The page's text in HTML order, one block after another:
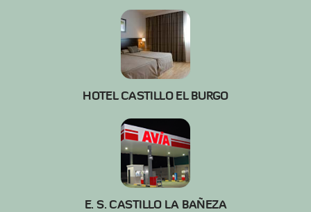
HOTEL CASTILLO EL BURGO
E. S. CASTILLO LA BAÑEZA